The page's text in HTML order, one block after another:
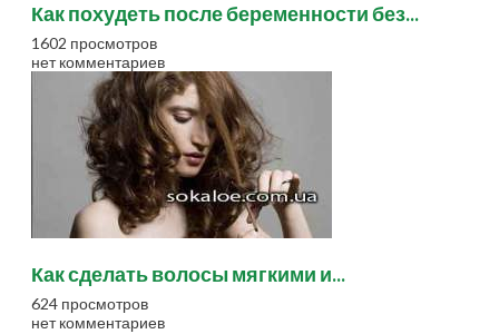
Как похудеть после беременности без...
1602 просмотров
нет комментариев
Как сделать волосы мягкими и...
624 просмотров
нет комментариев